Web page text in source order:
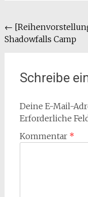
←
Shadowfalls Camp
Schreibe
Deine E-Mail-
Erforderliche
Kommentar *